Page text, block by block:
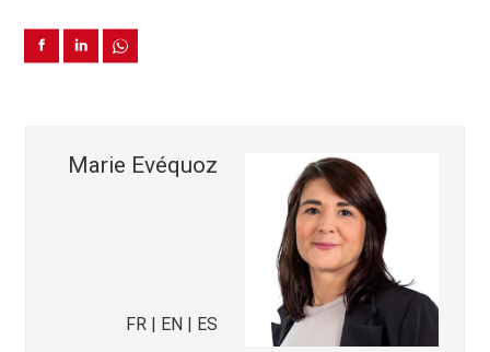
Marie Evéquoz
FR | EN | ES